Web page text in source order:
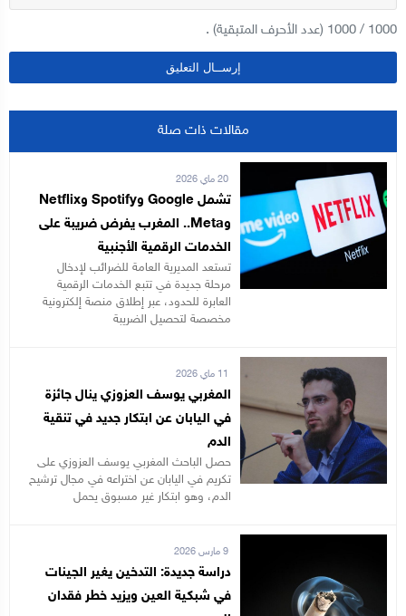
1000
/
1000 (عدد الأحرف المتبقية) .
مقالات ذات صلة
20 ماي 2026
تشمل Google وSpotify وNetflix
وMeta.. المغرب يفرض ضريبة على
الخدمات الرقمية الأجنبية
تستعد المديرية العامة للضرائب لإدخال
مرحلة جديدة في تتبع الخدمات الرقمية
العابرة للحدود، عبر إطلاق منصة إلكترونية
مخصصة لتحصيل الضريبة
المغربي يوسف العزوزي ينال جائزة
في اليابان عن ابتكار جديد في تنقية
الدم
حصل الباحث المغربي يوسف العزوزي على
تكريم في اليابان عن اختراعه في مجال ترشيح
الدم، وهو ابتكار غير مسبوق يحمل
9 مارس 2026
دراسة جديدة: التدخين يغير الجينات
في شبكية العين ويزيد خطر فقدان